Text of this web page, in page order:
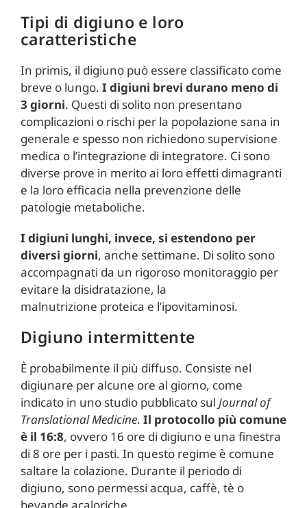
Tipi di digiuno e loro
caratteristiche
In primis, il digiuno può essere classificato come
breve o lungo. I digiuni brevi durano meno di
3 giorni. Questi di solito non presentano
complicazioni o rischi per la popolazione sana in
generale e spesso non richiedono supervisione
medica o l’integrazione di integratore. Ci sono
diverse prove in merito ai loro effetti dimagranti
e la loro efficacia nella prevenzione delle
patologie metaboliche.
I digiuni lunghi, invece, si estendono per
diversi giorni, anche settimane. Di solito sono
accompagnati da un rigoroso monitoraggio per
evitare la disidratazione, la
malnutrizione proteica e l’ipovitaminosi.
Digiuno intermittente
È probabilmente il più diffuso. Consiste nel
digiunare per alcune ore al giorno, come
indicato in uno studio pubblicato sul Journal of
Translational Medicine. Il protocollo più comune
è il 16:8, ovvero 16 ore di digiuno e una finestra
di 8 ore per i pasti. In questo regime è comune
saltare la colazione. Durante il periodo di
digiuno, sono permessi acqua, caffè, tè o